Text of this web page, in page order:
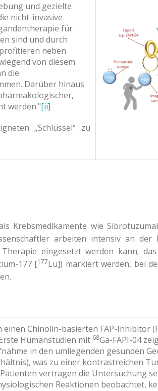
und gezielte
nicht-invasive
für
sind und durch
neben
von diesem
die
Darüber hinaus
werden."[ii]
„Schlüssel“ zu
Krebsmedikamente wie
arbeiten intensiv an der
eingesetzt werden kann;
177 [177Lu]) markiert werden, bei
Chinolin-basierten FAP-Inhibitor
Humanstudien mit 68Ga-FAPI-04
in den umliegenden gesunden
was zu einer kontrastreichen
vertragen die Untersuchung
Reaktionen beobachtet,